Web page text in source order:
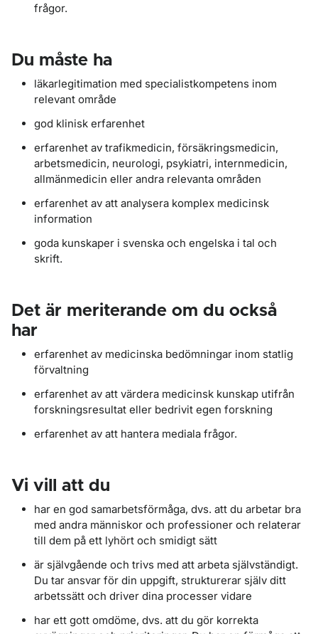
frågor.
Du måste ha
läkarlegitimation med specialistkompetens inom
relevant område
god klinisk erfarenhet
erfarenhet av trafikmedicin, försäkringsmedicin,
arbetsmedicin, neurologi, psykiatri, internmedicin,
allmänmedicin eller andra relevanta områden
erfarenhet av att analysera komplex medicinsk
information
goda kunskaper i svenska och engelska i tal och
skrift.
Det är meriterande om du också
har
erfarenhet av medicinska bedömningar inom statlig
förvaltning
erfarenhet av att värdera medicinsk kunskap utifrån
forskningsresultat eller bedrivit egen forskning
erfarenhet av att hantera mediala frågor.
Vi vill att du
har en god samarbetsförmåga, dvs. att du arbetar bra
med andra människor och professioner och relaterar
till dem på ett lyhört och smidigt sätt
är självgående och trivs med att arbeta självständigt.
Du tar ansvar för din uppgift, strukturerar själv ditt
arbetssätt och driver dina processer vidare
har ett gott omdöme, dvs. att du gör korrekta